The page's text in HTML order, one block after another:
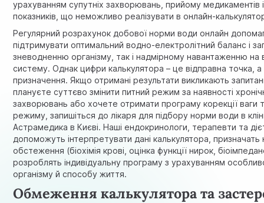
урахуванням супутніх захворювань, прийому медикаментів
показників, що неможливо реалізувати в онлайн-
Регулярний розрахунок добової норми води онлайн
підтримувати оптимальний водно-електролітний баланс і
зневодненню організму, так і надмірному навантаженню на
систему. Однак цифри калькулятора – це відправна точка,
призначення. Якщо отримані результати викликають
плануєте суттєво змінити питний режим за наявності
захворювань або хочете отримати програму корекції ваги
режиму, запишіться до лікаря для підбору норми води в
Астрамедика в Києві. Наші ендокринологи, терапевти та
допоможуть інтерпретувати дані калькулятора, призначать
обстеження (біохімія крові, оцінка функції нирок,
розроблять індивідуальну програму з урахуванням
організму й способу життя.
Обмеження калькулятора та